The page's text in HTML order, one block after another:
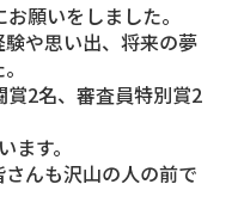
願いをしました。
や思い出、将来の夢
2名、審査員特別賞2
す。
んも沢山の人の前で